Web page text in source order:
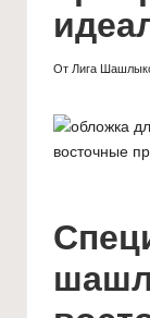
ш
а
ш
л
к
о
От Лига